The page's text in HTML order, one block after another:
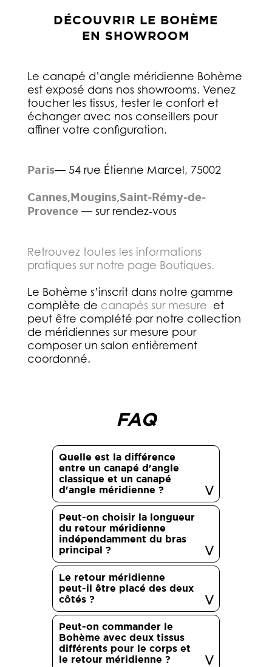
DÉCOUVRIR LE BOHÈME
EN SHOWROOM
Le canapé d’angle méridienne Bohème
est exposé dans nos showrooms. Venez
toucher les tissus, tester le confort et
échanger avec nos conseillers pour
affiner votre configuration.
Paris— 54 rue Étienne Marcel, 75002
Cannes,Mougins,Saint-Rémy-de-
Provence— sur rendez-vous
Retrouvez toutes les informations
pratiques sur notre page Boutiques.
Le Bohème s’inscrit dans notre gamme
complète de canapés sur mesure et
peut être complété par notre collection
de méridiennes sur mesure pour
composer un salon entièrement
coordonné.
FAQ
Quelle est la différence
entre un canapé d'angle
classique et un canapé
d'angle méridienne ?
Peut-on choisir la longueur
du retour méridienne
indépendamment du bras
principal ?
Le retour méridienne
peut-il être placé des deux
côtés ?
Peut-on commander le
Bohème avec deux tissus
différents pour le corps et
le retour méridienne ?